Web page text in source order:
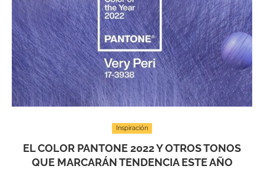
Inspiración
EL COLOR PANTONE 2022 Y OTROS TONOS
QUE MARCARÁN TENDENCIA ESTE AÑO